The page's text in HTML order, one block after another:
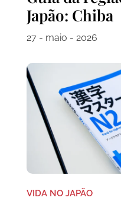
Japão: Chiba
27 - maio - 2026
VIDA NO JAPÃO